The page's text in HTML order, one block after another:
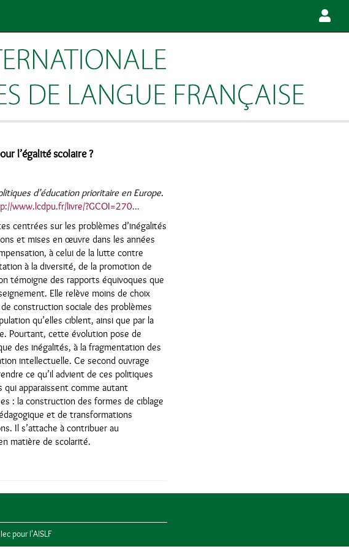
l’égalité scolaire ?
d’éducation prioritaire en Europe.
www.lcdpu.fr/livre/?GCOI=270...
centrées sur les problèmes d’inégalités
et mises en œuvre dans les années
à celui de la lutte contre
à la diversité, de la promotion de
témoigne des rapports équivoques que
Elle relève moins de choix
construction sociale des problèmes
qu’elles ciblent, ainsi que par la
Pourtant, cette évolution pose de
des inégalités, à la fragmentation des
intellectuelle. Ce second ouvrage
ce qu’il advient de ces politiques
qui apparaissent comme autant
: la construction des formes de ciblage
et de transformations
Il s’attache à contribuer au
matière de scolarité.
pour l'AISLF